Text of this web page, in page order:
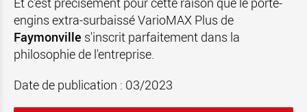
engins extra-surbaissé VarioMAX Plus de
Faymonville s'inscrit parfaitement dans la
philosophie de l'entreprise.
Date de publication : 03/2023